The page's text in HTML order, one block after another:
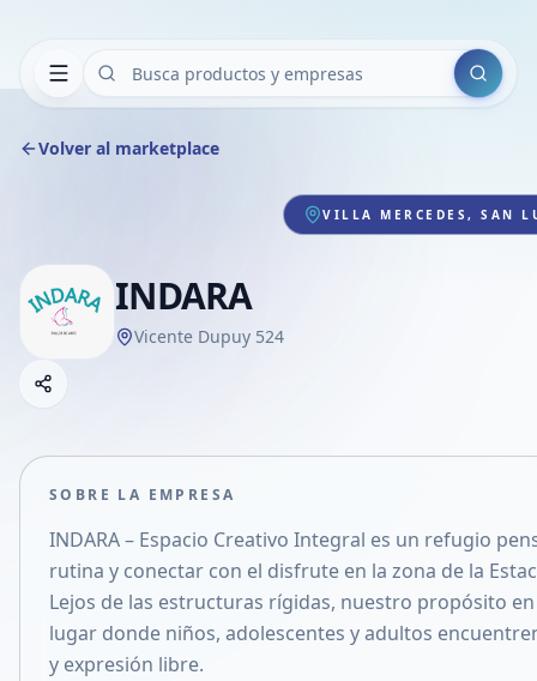
Buscar
Volver al marketplace
VILLA MERCEDES, SAN
INDARA
Vicente Dupuy 524
Compartir empresa
Compartir en X
SOBRE LA EMPRESA
INDARA – Espacio Creativo Integral es un refugio
rutina y conectar con el disfrute en la zona de la
Lejos de las estructuras rígidas, nuestro propósito
lugar donde niños, adolescentes y adultos
y expresión libre.